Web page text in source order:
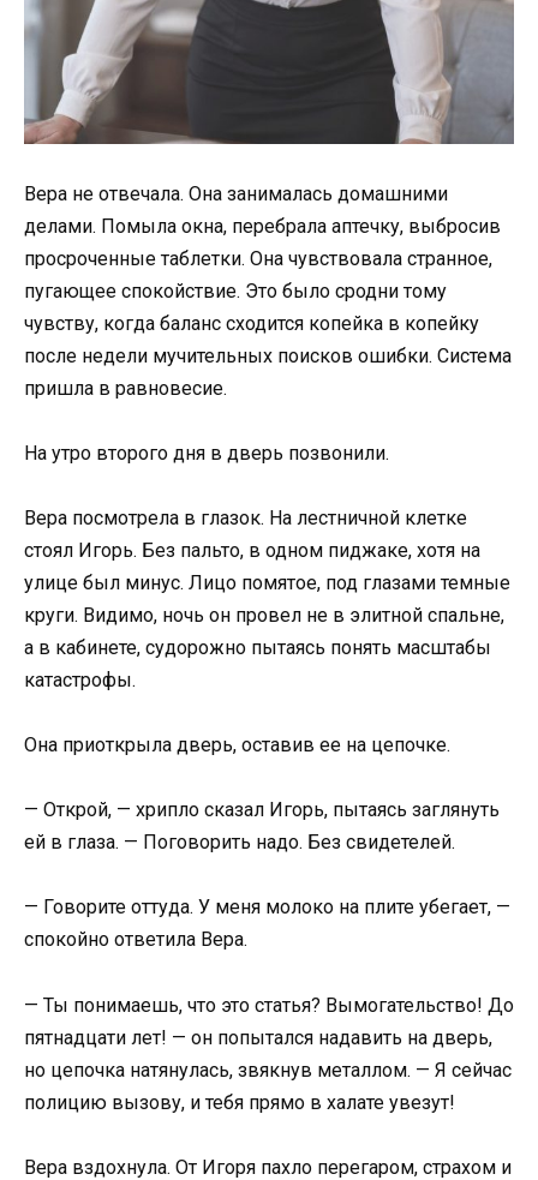
Вера не отвечала. Она занималась домашними
делами. Помыла окна, перебрала аптечку, выбросив
просроченные таблетки. Она чувствовала странное,
пугающее спокойствие. Это было сродни тому
чувству, когда баланс сходится копейка в копейку
после недели мучительных поисков ошибки. Система
пришла в равновесие.
На утро второго дня в дверь позвонили.
Вера посмотрела в глазок. На лестничной клетке
стоял Игорь. Без пальто, в одном пиджаке, хотя на
улице был минус. Лицо помятое, под глазами темные
круги. Видимо, ночь он провел не в элитной спальне,
а в кабинете, судорожно пытаясь понять масштабы
катастрофы.
Она приоткрыла дверь, оставив ее на цепочке.
— Открой, — хрипло сказал Игорь, пытаясь заглянуть
ей в глаза. — Поговорить надо. Без свидетелей.
— Говорите оттуда. У меня молоко на плите убегает, —
спокойно ответила Вера.
— Ты понимаешь, что это статья? Вымогательство! До
пятнадцати лет! — он попытался надавить на дверь,
но цепочка натянулась, звякнув металлом. — Я сейчас
полицию вызову, и тебя прямо в халате увезут!
Вера вздохнула. От Игоря пахло перегаром, страхом и